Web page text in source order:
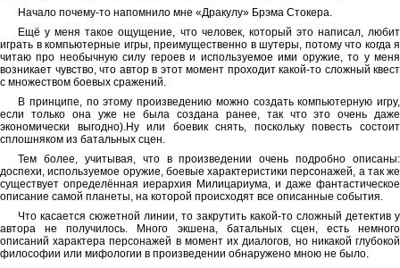
Начало почему-то напомнило мне «Дракулу» Брэма Стокера.
Ещё у меня такое ощущение, что человек, который это написал, любит
играть в компьютерные игры, преимущественно в шутеры, потому что когда я
читаю про необычную силу героев и используемое ими оружие, то у меня
возникает чувство, что автор в этот момент проходит какой-то сложный квест
с множеством боевых сражений.
В принципе, по этому произведению можно создать компьютерную игру,
если только она уже не была создана ранее, так что это очень даже
экономически выгодно).Ну или боевик снять, поскольку повесть состоит
сплошняком из батальных сцен.
Тем более, учитывая, что в произведении очень подробно описаны:
доспехи, используемое оружие, боевые характеристики персонажей, а так же
существует определённая иерархия Милицариума, и даже фантастическое
описание самой планеты, на которой происходят все описанные события.
Что касается сюжетной линии, то закрутить какой-то сложный детектив у
автора не получилось. Много экшена, батальных сцен, есть немного
описаний характера персонажей в момент их диалогов, но никакой глубокой
философии или мифологии в произведении обнаружено мною не было.